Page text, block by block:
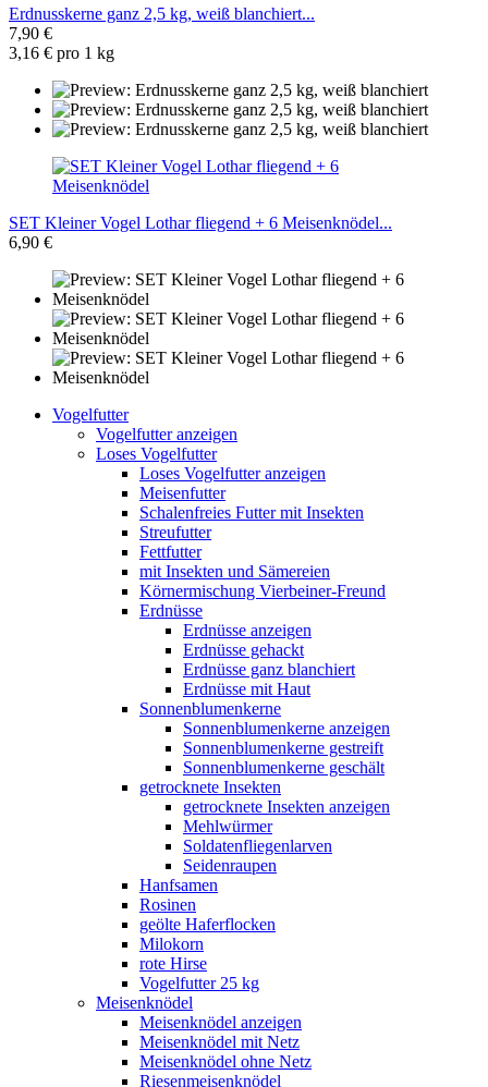
Erdnusskerne ganz 2,5 kg, weiß blanchiert...
7,90 €
3,16 € pro 1 kg
SET Kleiner Vogel Lothar fliegend + 6 Meisenknödel...
6,90 €
Vogelfutter
Vogelfutter anzeigen
Loses Vogelfutter
Loses Vogelfutter anzeigen
Meisenfutter
Schalenfreies Futter mit Insekten
Streufutter
Fettfutter
mit Insekten und Sämereien
Körnermischung Vierbeiner-Freund
Erdnüsse
Erdnüsse anzeigen
Erdnüsse gehackt
Erdnüsse ganz blanchiert
Erdnüsse mit Haut
Sonnenblumenkerne
Sonnenblumenkerne anzeigen
Sonnenblumenkerne gestreift
Sonnenblumenkerne geschält
getrocknete Insekten
getrocknete Insekten anzeigen
Mehlwürmer
Soldatenfliegenlarven
Seidenraupen
Hanfsamen
Rosinen
geölte Haferflocken
Milokorn
rote Hirse
Vogelfutter 25 kg
Meisenknödel
Meisenknödel anzeigen
Meisenknödel mit Netz
Meisenknödel ohne Netz
Riesenmeisenknödel